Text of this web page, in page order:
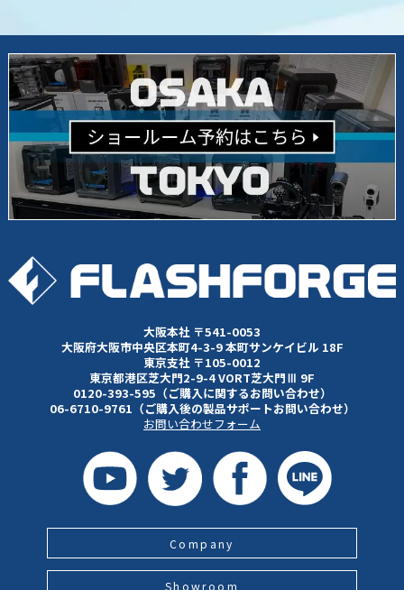
大阪本社 〒541-0053
大阪府大阪市中央区本町4-3-9 本町サンケイビル 18F
東京支社 〒105-0012
東京都港区芝大門2-9-4 VORT芝大門Ⅲ 9F
0120-393-595（ご購入に関するお問い合わせ）
06-6710-9761（ご購入後の製品サポートお問い合わせ）
お問い合わせフォーム
Company
Showroom